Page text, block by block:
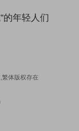
的年轻人们
繁体版权存在